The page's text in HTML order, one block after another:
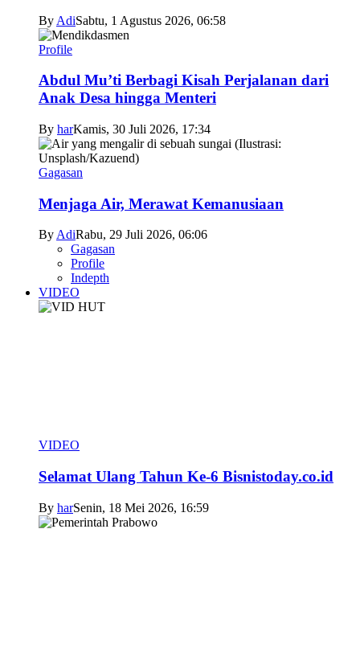
By AdiSabtu, 1 Agustus 2026, 06:58
Profile
Abdul Mu’ti Berbagi Kisah Perjalanan dari
Anak Desa hingga Menteri
By harKamis, 30 Juli 2026, 17:34
Gagasan
Menjaga Air, Merawat Kemanusiaan
ByAdiRabu, 29 Juli 2026, 06:06
Gagasan
Profile
Indepth
VIDEO
VIDEO
Selamat Ulang Tahun Ke-6 Bisnistoday.co.id
By harSenin, 18 Mei 2026, 16:59